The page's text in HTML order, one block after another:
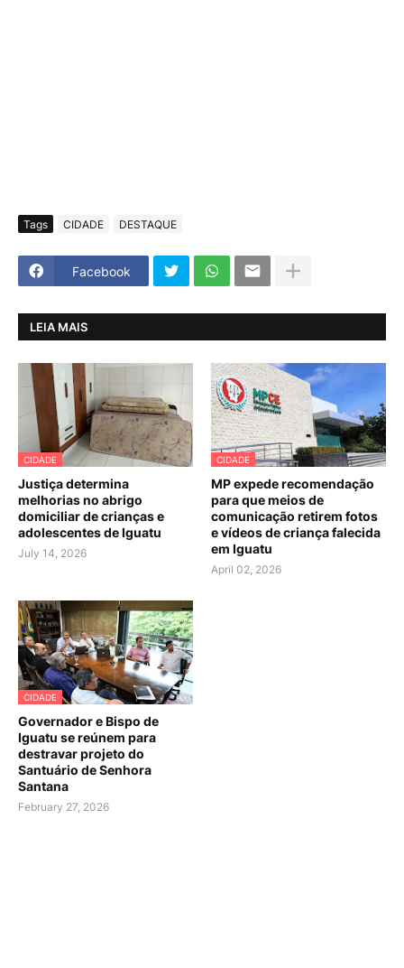
Tags CIDADE DESTAQUE
Facebook
LEIA MAIS
CIDADE
Justiça determina
melhorias no abrigo
domiciliar de crianças e
adolescentes de Iguatu
July 14, 2026
CIDADE
MP expede recomendação
para que meios de
comunicação retirem fotos
e vídeos de criança falecida
em Iguatu
April 02, 2026
CIDADE
Governador e Bispo de
Iguatu se reúnem para
destravar projeto do
Santuário de Senhora
Santana
February 27, 2026